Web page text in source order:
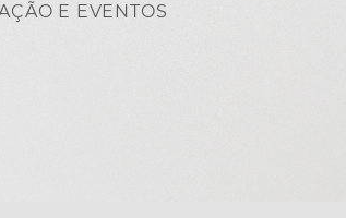
E EVENTOS